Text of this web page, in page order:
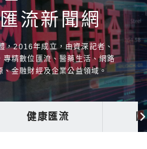
流新聞網
，2016年成立，由資深記者、
專精數位匯流、醫藥生活、網路
金融財經及企業公益領域。
健康匯流